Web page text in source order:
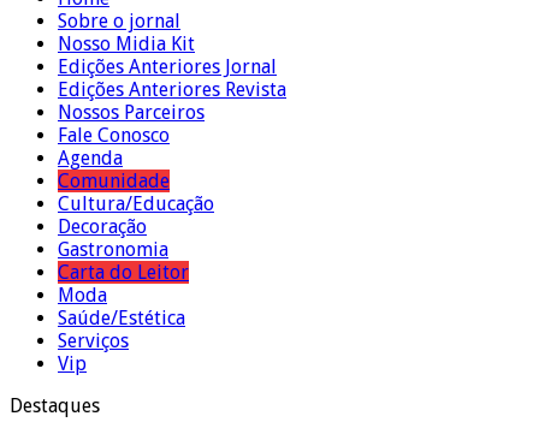
Sobre o jornal
Nosso Midia Kit
Edições Anteriores Jornal
Edições Anteriores Revista
Nossos Parceiros
Fale Conosco
Agenda
Comunidade
Cultura/Educação
Decoração
Gastronomia
Carta do Leitor
Moda
Saúde/Estética
Serviços
Vip
Destaques